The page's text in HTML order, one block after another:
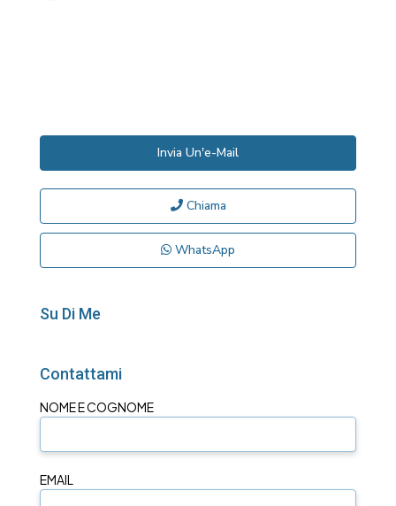
Invia Un'e-Mail
Chiama
WhatsApp
Su Di Me
Contattami
NOME E COGNOME
EMAIL